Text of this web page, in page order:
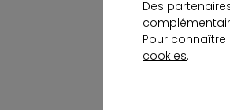
Des
Pour
cookies.